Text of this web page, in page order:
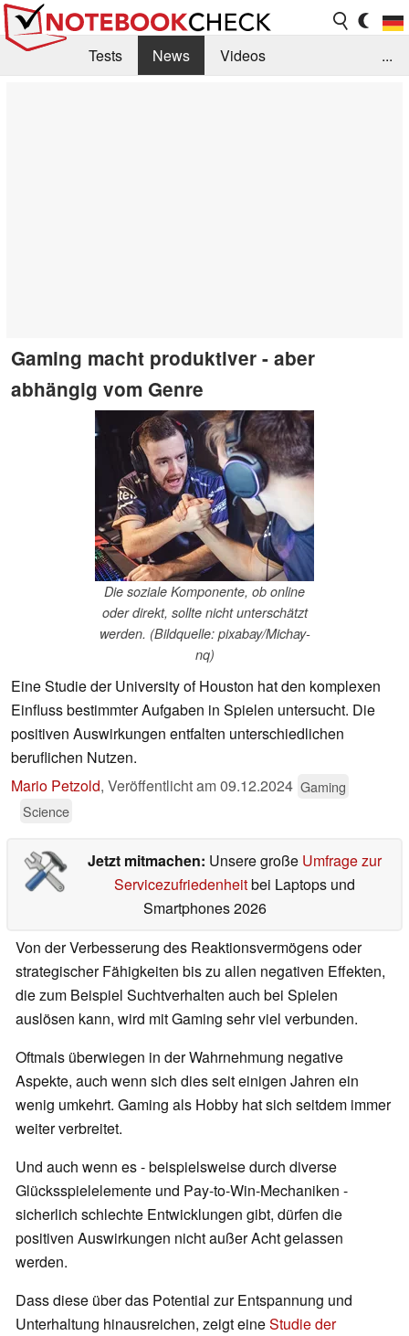
Tests News
Videos
...
Gaming macht produktiver - aber
abhängig vom Genre
Die soziale Komponente, ob online
oder direkt, sollte nicht unterschätzt
werden. (Bildquelle: pixabay/Michay-
nq)
Eine Studie der University of Houston hat den komplexen
Einfluss bestimmter Aufgaben in Spielen untersucht. Die
positiven Auswirkungen entfalten unterschiedlichen
beruflichen Nutzen.
Mario Petzold, Veröffentlicht am09.12.2024 Gaming
Science
Jetzt mitmachen: Unsere große Umfrage zur
Servicezufriedenheitbei Laptops und
Smartphones 2026
Von der Verbesserung des Reaktionsvermögens oder
strategischer Fähigkeiten bis zu allen negativen Effekten,
die zum Beispiel Suchtverhalten auch bei Spielen
auslösen kann, wird mit Gaming sehr viel verbunden.
Oftmals überwiegen in der Wahrnehmung negative
Aspekte, auch wenn sich dies seit einigen Jahren ein
wenig umkehrt. Gaming als Hobby hat sich seitdem immer
weiter verbreitet.
Und auch wenn es - beispielsweise durch diverse
Glücksspielelemente und Pay-to-Win-Mechaniken -
sicherlich schlechte Entwicklungen gibt, dürfen die
positiven Auswirkungen nicht außer Acht gelassen
werden.
Dass diese über das Potential zur Entspannung und
Unterhaltung hinausreichen, zeigt eineStudie der